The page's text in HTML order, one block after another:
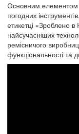
Основним елементом
погодних
етикетці «Зроблено в
найсучасніших
ремісничого
функціональності та